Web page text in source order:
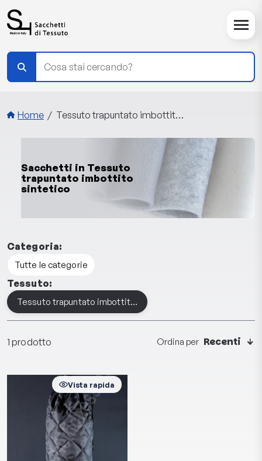
Briciole di pane
Home Tessuto trapuntato imbottito sintetico
Sacchetti in Tessuto
trapuntato imbottito
sintetico
Categoria:
Tutte le categorie
Tessuto:
Tessuto trapuntato imbottito sintetico
1 prodotto Ordina per Recenti
Vista rapida